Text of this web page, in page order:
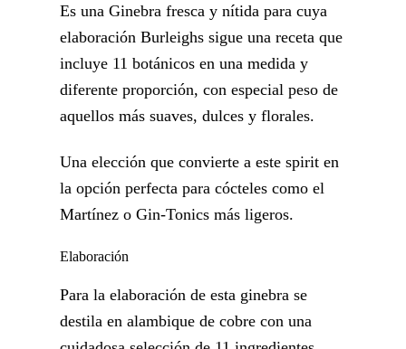
Es una Ginebra fresca y nítida para cuya
elaboración Burleighs sigue una receta que
incluye 11 botánicos en una medida y
diferente proporción, con especial peso de
aquellos más suaves, dulces y florales.
Una elección que convierte a este spirit en
la opción perfecta para cócteles como el
Martínez o Gin-Tonics más ligeros.
Elaboración
Para la elaboración de esta ginebra se
destila en alambique de cobre con una